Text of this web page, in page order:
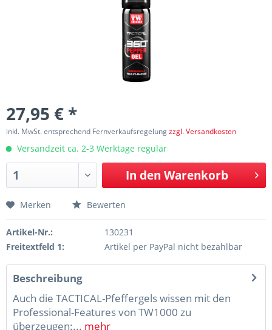
27,95 € *
inkl. MwSt. entsprechend Fernverkaufsregelungzzgl. Versandkosten
Versandzeit ca. 2-3 Werktage regulär
In den Warenkorb
Merken Bewerten
Artikel-Nr.:
130231
Freitextfeld 1:
Artikel per PayPal nicht bezahlbar
Beschreibung
Auch die TACTICAL-Pfeffergels wissen mit den
Professional-Features von TW1000 zu
überzeugen:... mehr